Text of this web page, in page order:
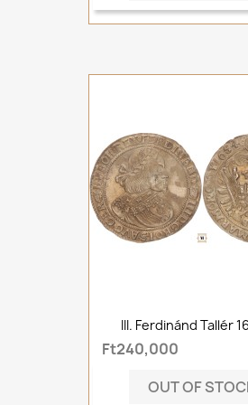
III. Ferdinánd Tallér
Ft240,000
OUT OF